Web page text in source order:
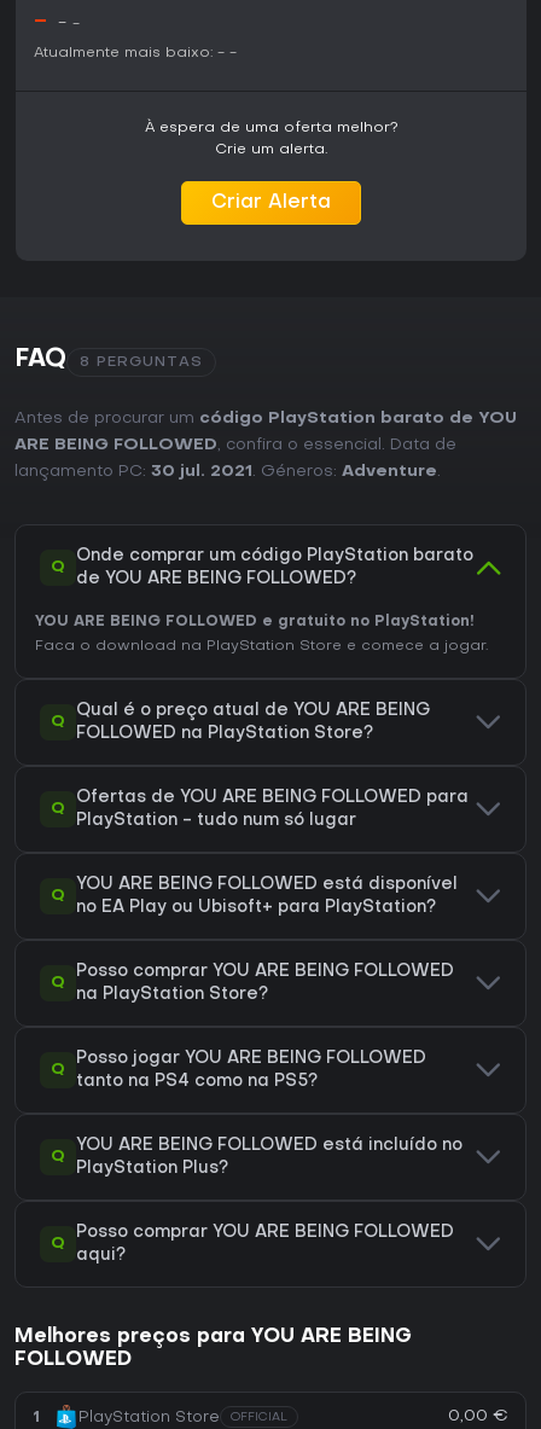
em evocar empatia via design de áudio, embora alguns
- - -
Atualmente mais baixo: - -
À espera de uma oferta melhor?
Crie um alerta.
Criar Alerta
FAQ 8 PERGUNTAS
Antes de procurar um código PlayStation barato de YOU
ARE BEING FOLLOWED, confira o essencial. Data de
lançamento PC: 30 jul. 2021 . Géneros: Adventure.
Q
Onde comprar um código PlayStation barato
de YOU ARE BEING FOLLOWED?
YOU ARE BEING FOLLOWED e gratuito no PlayStation!
Faca o download na PlayStation Store e comece a jogar.
Q
Qual é o preço atual de YOU ARE BEING
FOLLOWED na PlayStation Store?
Q
Ofertas de YOU ARE BEING FOLLOWED para
PlayStation - tudo num só lugar
Q
YOU ARE BEING FOLLOWED está disponível
no EA Play ou Ubisoft+ para PlayStation?
Q
Posso comprar YOU ARE BEING FOLLOWED
na PlayStation Store?
Q
Posso jogar YOU ARE BEING FOLLOWED
tanto na PS4 como na PS5?
Q
YOU ARE BEING FOLLOWED está incluído no
PlayStation Plus?
Q
Posso comprar YOU ARE BEING FOLLOWED
aqui?
Melhores preços para YOU ARE BEING
FOLLOWED
1 PlayStation Store OFFICIAL 0,00 €